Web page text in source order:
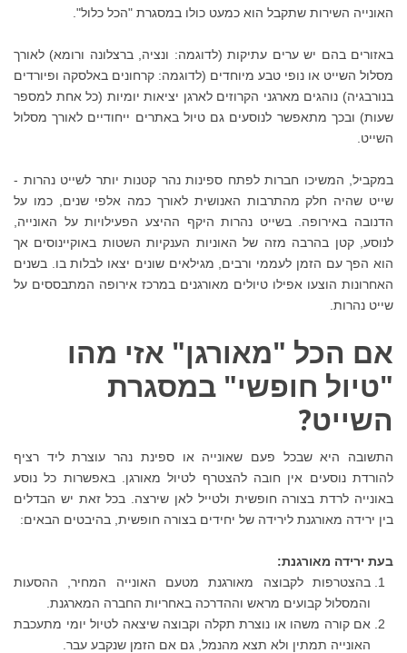
האונייה השירות שתקבל הוא כמעט כולו במסגרת "הכל כלול".
באזורים בהם יש ערים עתיקות (לדוגמה: ונציה, ברצלונה ורומא) לאורך
מסלול השייט או נופי טבע מיוחדים (לדוגמה: קרחונים באלסקה ופיורדים
בנורבגיה) נוהגים מארגני הקרוזים לארגן יציאות יומיות (כל אחת למספר
שעות) ובכך מתאפשר לנוסעים גם טיול באתרים ייחודיים לאורך מסלול
השייט.
במקביל, המשיכו חברות לפתח ספינות נהר קטנות יותר לשייט נהרות -
שייט שהיה חלק מהתרבות האנושית לאורך כמה אלפי שנים, כמו על
הדנובה באירופה. בשייט נהרות היקף ההיצע הפעילויות על האונייה,
לנוסע, קטן בהרבה מזה של האוניות הענקיות השטות באוקיינוסים אך
הוא הפך עם הזמן לעממי ורבים, מגילאים שונים יצאו לבלות בו. בשנים
האחרונות הוצעו אפילו טיולים מאורגנים במרכז אירופה המתבססים על
שייט נהרות.
אם הכל "מאורגן" אזי מהו
"טיול חופשי" במסגרת
השייט?
התשובה היא שבכל פעם שאונייה או ספינת נהר עוצרת ליד רציף
להורדת נוסעים אין חובה להצטרף לטיול מאורגן. באפשרות כל נוסע
באונייה לרדת בצורה חופשית ולטייל לאן שירצה. בכל זאת יש הבדלים
בין ירידה מאורגנת לירידה של יחידים בצורה חופשית, בהיבטים הבאים:
בעת ירידה מאורגנת:
בהצטרפות לקבוצה מאורגנת מטעם האונייה המחיר, ההסעות
והמסלול קבועים מראש וההדרכה באחריות החברה המארגנת.
אם קורה משהו או נוצרת תקלה וקבוצה שיצאה לטיול יומי מתעכבת
האונייה תמתין ולא תצא מהנמל, גם אם הזמן שנקבע עבר.